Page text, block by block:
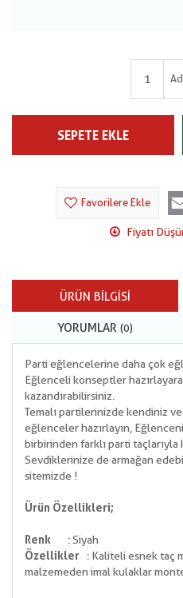
SEPETE EKLE
Favorilere Ekle
Fiyatı
ÜRÜN BILGISI
YORUMLAR (0)
Parti eğlencelerine daha çok
Eğlenceli konseptler
kazandırabilirsiniz.
Temalı partilerinizde kendiniz
eğlenceler hazırlayın,
birbirinden farklı parti taçlarıyla
Sevdiklerinize de armağan
sitemizde !
Ürün Özellikleri;
Renk
: Siyah
Özellikler : Kaliteli esnek taç
malzemeden imal kulaklar